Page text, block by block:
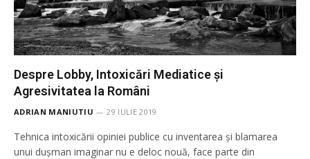
Despre Lobby, Intoxicări Mediatice și
Agresivitatea la Români
ADRIAN MANIUTIU 29 IULIE 2019
Tehnica intoxicării opiniei publice cu inventarea și blamarea
unui dușman imaginar nu e deloc nouă, face parte din